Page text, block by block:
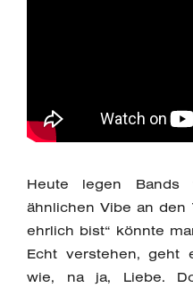
Heute legen
ähnlichen Vibe an den
ehrlich bist“ könnte
Echt verstehen, geht
wie, na ja, Liebe.